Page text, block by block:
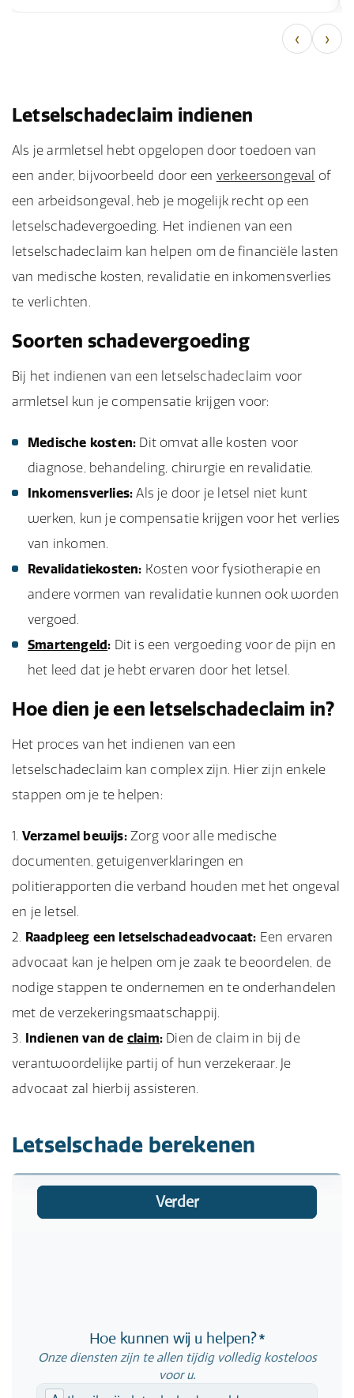
‹ ›
Letselschadeclaim indienen
Als je armletsel hebt opgelopen door toedoen van
een ander, bijvoorbeeld door een verkeersongeval of
een arbeidsongeval, heb je mogelijk recht op een
letselschadevergoeding. Het indienen van een
letselschadeclaim kan helpen om de financiële lasten
van medische kosten, revalidatie en inkomensverlies
te verlichten.
Soorten schadevergoeding
Bij het indienen van een letselschadeclaim voor
armletsel kun je compensatie krijgen voor:
Medische kosten: Dit omvat alle kosten voor
diagnose, behandeling, chirurgie en revalidatie.
Inkomensverlies: Als je door je letsel niet kunt
werken, kun je compensatie krijgen voor het verlies
van inkomen.
Revalidatiekosten: Kosten voor fysiotherapie en
andere vormen van revalidatie kunnen ook worden
vergoed.
Smartengeld: Dit is een vergoeding voor de pijn en
het leed dat je hebt ervaren door het letsel.
Hoe dien je een letselschadeclaim in?
Het proces van het indienen van een
letselschadeclaim kan complex zijn. Hier zijn enkele
stappen om je te helpen:
Verzamel bewijs:Zorg voor alle medische
documenten, getuigenverklaringen en
politierapporten die verband houden met het ongeval
en je letsel.
Raadpleeg een letselschadeadvocaat: Een ervaren
advocaat kan je helpen om je zaak te beoordelen, de
nodige stappen te ondernemen en te onderhandelen
met de verzekeringsmaatschappij.
Indienen van de claim: Dien de claim in bij de
verantwoordelijke partij of hun verzekeraar. Je
advocaat zal hierbij assisteren.
Letselschade berekenen